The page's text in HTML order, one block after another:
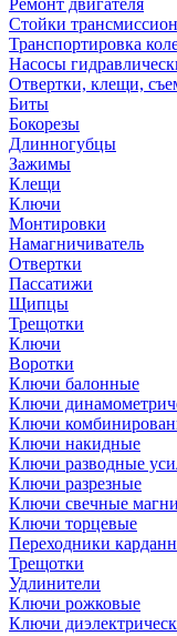
Ремонт двигателя
Стойки
Транспортировка
Насосы
Отвертки, клещи,
Биты
Бокорезы
Длинногубцы
Зажимы
Клещи
Ключи
Монтировки
Намагничиватель
Отвертки
Пассатижи
Щипцы
Трещотки
Ключи
Воротки
Ключи балонные
Ключи
Ключи
Ключи накидные
Ключи разводные
Ключи разрезные
Ключи свечные
Ключи торцевые
Переходники
Трещотки
Удлинители
Ключи рожковые
Ключи